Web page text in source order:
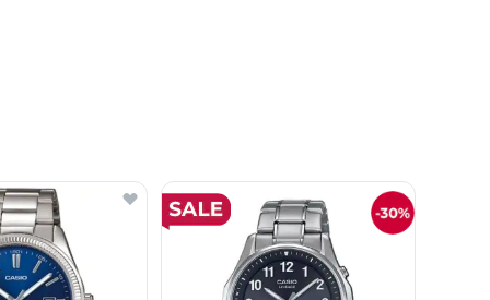
nawigacji karuzeli za pomocą linka pomijającego.